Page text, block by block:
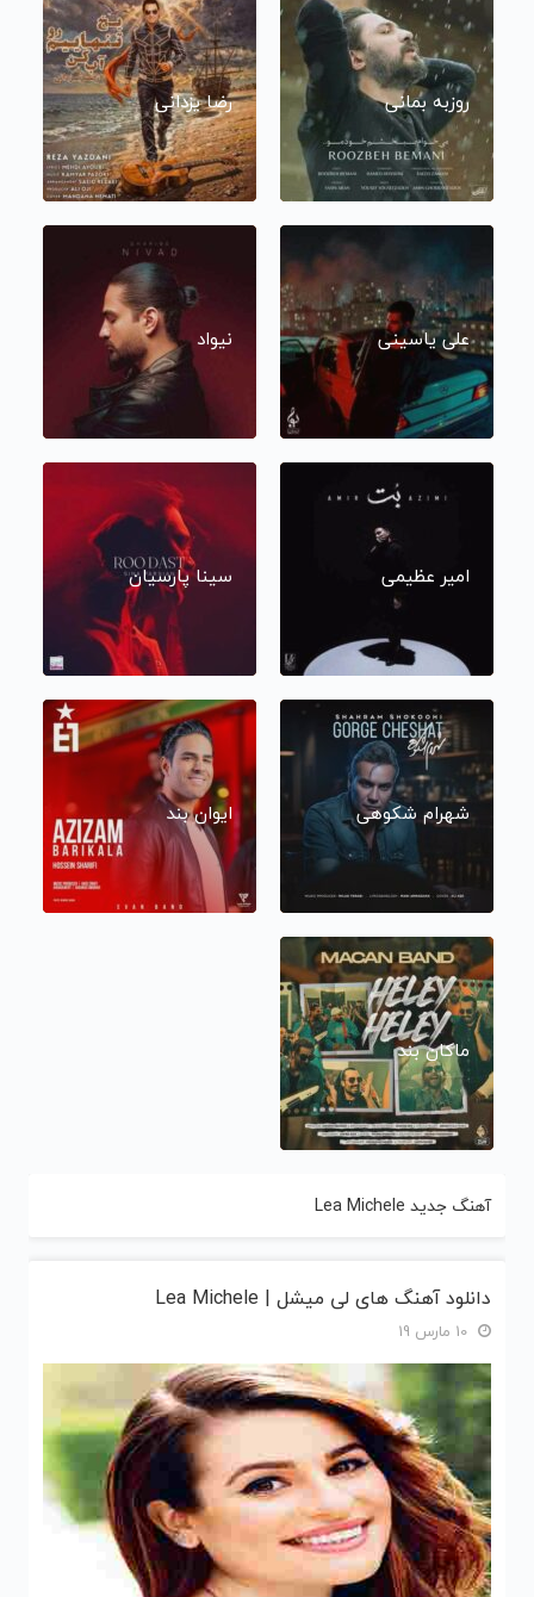
روزبه بمانی رضا یزدانی
علی یاسینی نیواد
امیر عظیمی سینا پارسیان
شهرام شکوهی ایوان بند
ماکان بند
آهنگ جدید Lea Michele
دانلود آهنگ های لی میشل | Lea Michele